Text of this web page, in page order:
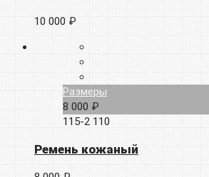
10 000 ₽
Размеры
8 000 ₽
115-2 110
Ремень кожаный